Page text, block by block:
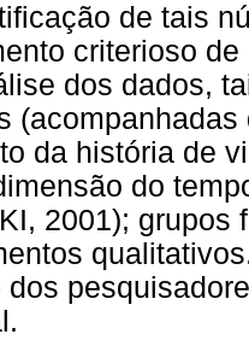
de tais
criterioso
dos dados,
da história de
do
2001); grupos
dos